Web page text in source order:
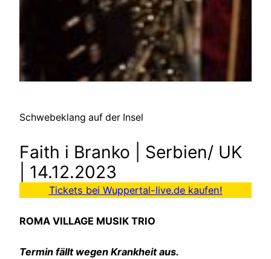
Schwebeklang auf der Insel
Faith i Branko | Serbien/ UK
| 14.12.2023
Tickets bei Wuppertal-live.de kaufen!
ROMA VILLAGE MUSIK TRIO
Termin fällt wegen Krankheit aus.